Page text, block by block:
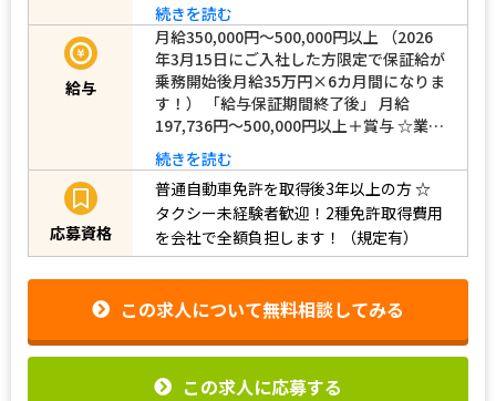
続きを読む
給与
月給350,000円～500,000円以上 （2026
年3月15日にご入社した方限定で保証給が
乗務開始後月給35万円×6カ月間になりま
す！） 「給与保証期間終了後」 月給
197,736円～500,000円以上＋賞与 ☆業…
続きを読む
応募資格
普通自動車免許を取得後3年以上の方☆
タクシー未経験者歓迎！2種免許取得費用
を会社で全額負担します！（規定有）
この求人について無料相談してみる
この求人に応募する